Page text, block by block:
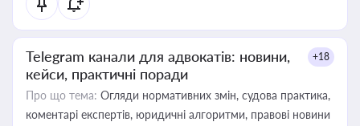
Telegram канали для адвокатів: новини,
кейси, практичні поради
+18
Про що тема: Огляди нормативних змін, судова практика,
коментарі експертів, юридичні алгоритми, правові новини